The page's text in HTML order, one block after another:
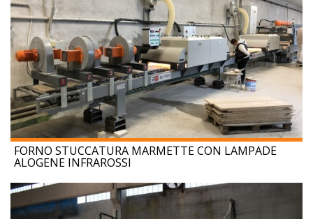
FORNO STUCCATURA MARMETTE CON LAMPADE
ALOGENE INFRAROSSI